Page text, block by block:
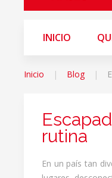
INICIO
Inicio Blog
rutina
En un país tan